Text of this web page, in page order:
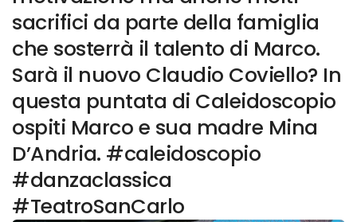
sacrifici da parte della famiglia
che sosterrà il talento di Marco.
Sarà il nuovo Claudio Coviello? In
questa puntata di Caleidoscopio
ospiti Marco e sua madre Mina
D’Andria. #caleidoscopio
#danzaclassica
#TeatroSanCarlo